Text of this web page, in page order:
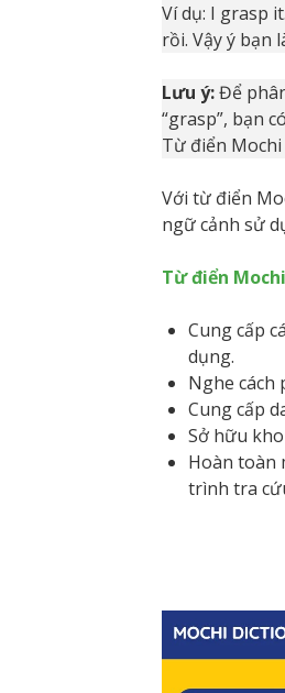
Ví dụ: I grasp
rồi. Vậy ý bạn
Lưu ý:Để
“grasp”, bạn
Từ điển
Với từ điển
ngữ cảnh sử
Từ điển Mochi
Cung cấp
dụng.
Nghe cách
Cung cấp
Sở hữu
Hoàn toàn
trình tra